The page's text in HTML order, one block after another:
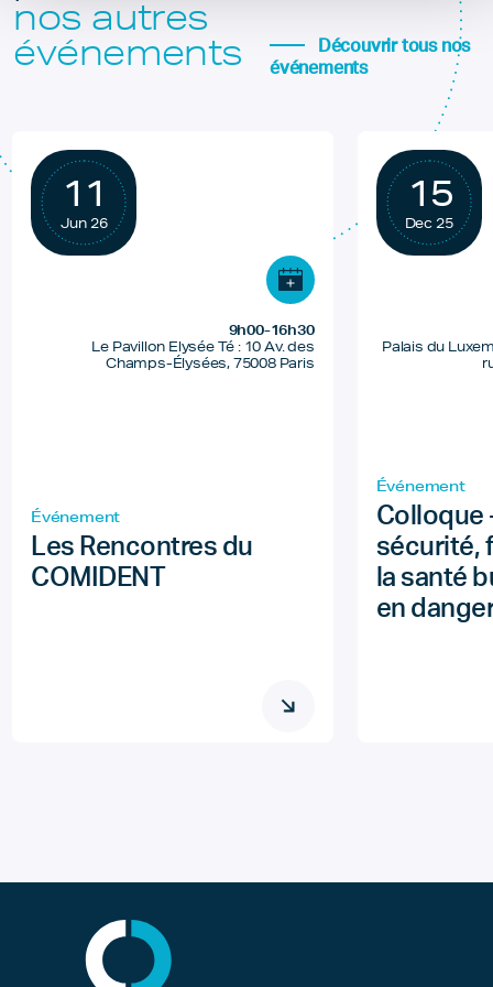
nos autres
événements
Découvrir tous nos
événements
11
Jun 26
9h00-16h30
Le Pavillon Elysée Té : 10 Av. des
Champs-Élysées, 75008 Paris
Événement
Les Rencontres du
COMIDENT
15
Dec 25
Palais du
Événement
Colloque
sécurité,
la santé
en